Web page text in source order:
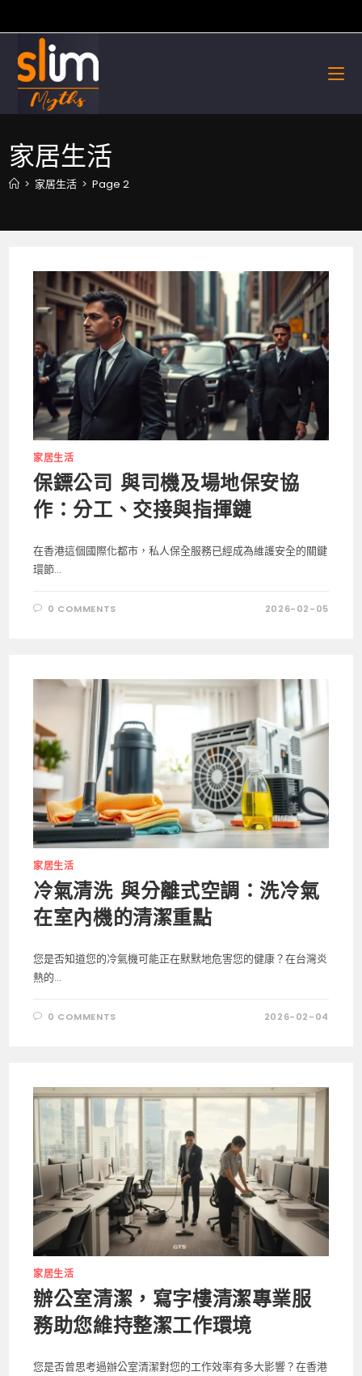
to
content
家居生活
> 家居生活 > Page 2
家居生活
保鏢公司 與司機及場地保安協
作：分工、交接與指揮鏈
在香港這個國際化都市，私人保全服務已經成為維護安全的關鍵
環節...
0 COMMENTS 2026-02-05
家居生活
冷氣清洗 與分離式空調：洗冷氣
在室內機的清潔重點
您是否知道您的冷氣機可能正在默默地危害您的健康？在台灣炎
熱的...
0 COMMENTS 2026-02-04
家居生活
辦公室清潔，寫字樓清潔專業服
務助您維持整潔工作環境
您是否曾思考過辦公室清潔對您的工作效率有多大影響？在香港